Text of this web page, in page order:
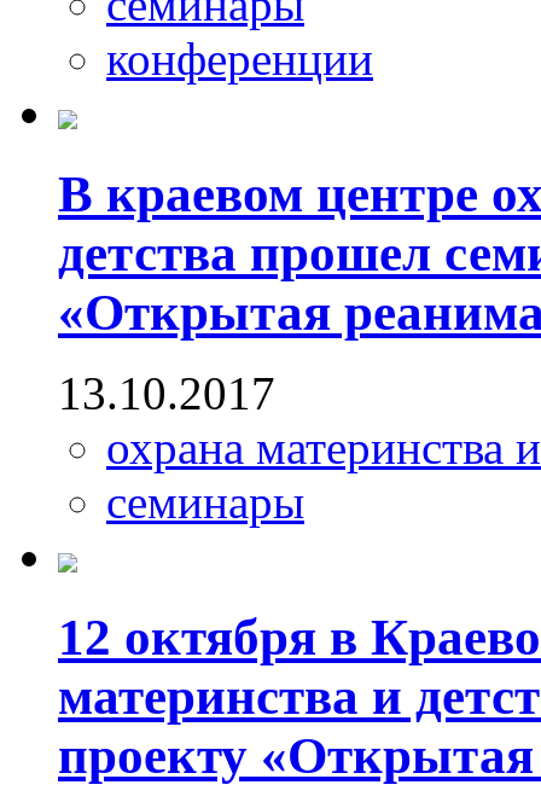
конференции
В краевом центре
детства прошел
«Открытая
13.10.2017
охрана материнства
семинары
12 октября в
материнства и
проекту